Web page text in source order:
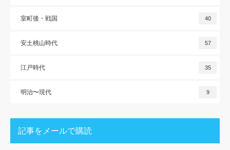
室町後・戦国 40
安土桃山時代 57
江戸時代 35
明治〜現代 9
記事をメールで購読